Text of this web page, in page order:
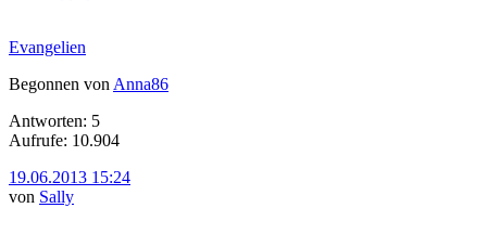
Evangelien
Begonnen von Anna86
Antworten: 5
Aufrufe: 10.904
19.06.2013 15:24
von Sally